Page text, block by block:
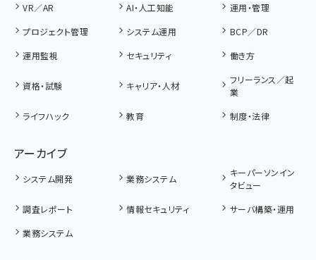
VR／AR
AI・人工知能
運用・管理
プロジェクト管理
システム運用
BCP／DR
運用監視
セキュリティ 働き方
資格・試験 キャリア・人材
フリーランス／起
業
ライフハック
教育 制度・法律
アーカイブ
システム開発 業務システム
キーパーソンイン
タビュー
調査レポート
情報セキュリティ
サーバ構築・運用
業務システム